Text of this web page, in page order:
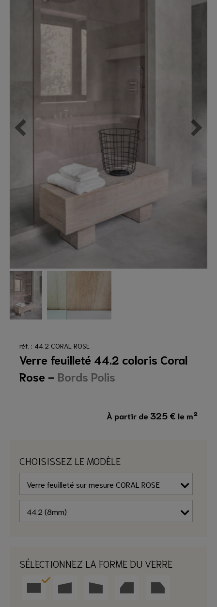
réf. : 44.2 CORAL ROSE
Verre feuilleté 44.2 coloris Coral
Rose - Bords Polis
À partir de325 € le m²
CHOISISSEZ LE MODÈLE
SÉLECTIONNEZ LA FORME DU VERRE